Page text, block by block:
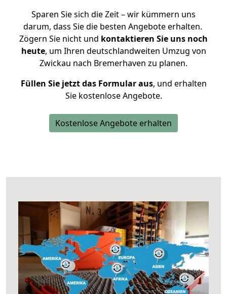
Sparen Sie sich die Zeit – wir kümmern uns
darum, dass Sie die besten Angebote erhalten.
Zögern Sie nicht und kontaktieren Sie uns noch
heute, um Ihren deutschlandweiten Umzug von
Zwickau nach Bremerhaven zu planen.
Füllen Sie jetzt das Formular aus, und erhalten
Sie kostenlose Angebote.
Kostenlose Angebote erhalten